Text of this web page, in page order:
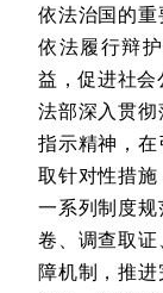
依法治国的
依法履行辩
益，促进社会
法部深入贯
指示精神，
取针对性措施
一系列制度规
卷、调查取
障机制，推